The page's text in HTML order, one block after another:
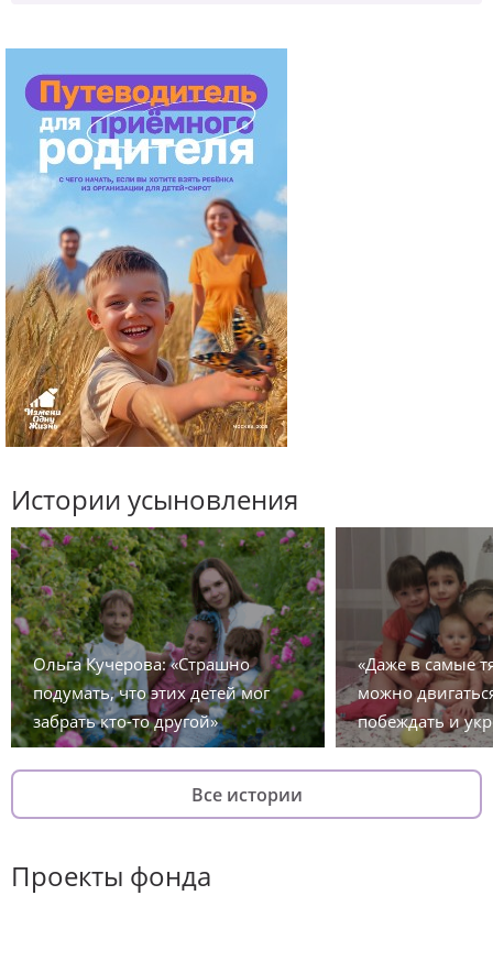
Истории усыновления
Ольга Кучерова: «Страшно
подумать, что этих детей мог
забрать кто-то другой»
«Даже в самые
можно
побеждать и
Все истории
Проекты фонда